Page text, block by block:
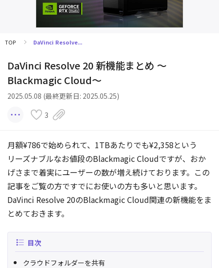
TOP DaVinci Resolve...
DaVinci Resolve 20 新機能まとめ 〜
Blackmagic Cloud〜
2025.05.08 (最終更新日: 2025.05.25)
3
月額¥786で始められて、1TBあたりでも¥2,358という
リーズナブルなお値段のBlackmagic Cloudですが、おか
げさまで着実にユーザーの数が増え続けております。この
記事をご覧の方ですでにお使いの方も多いと思います。
DaVinci Resolve 20のBlackmagic Cloud関連の新機能をま
とめておきます。
目次
クラウドフォルダーを共有